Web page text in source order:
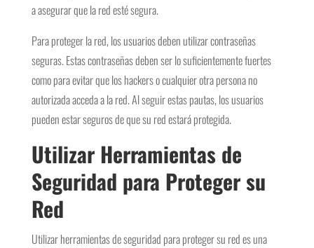
a asegurar que la red esté segura.
Para proteger la red, los usuarios deben utilizar contraseñas
seguras. Estas contraseñas deben ser lo suficientemente fuertes
como para evitar que los hackers o cualquier otra persona no
autorizada acceda a la red. Al seguir estas pautas, los usuarios
pueden estar seguros de que su red estará protegida.
Utilizar Herramientas de
Seguridad para Proteger su
Red
Utilizar herramientas de seguridad para proteger su red es una